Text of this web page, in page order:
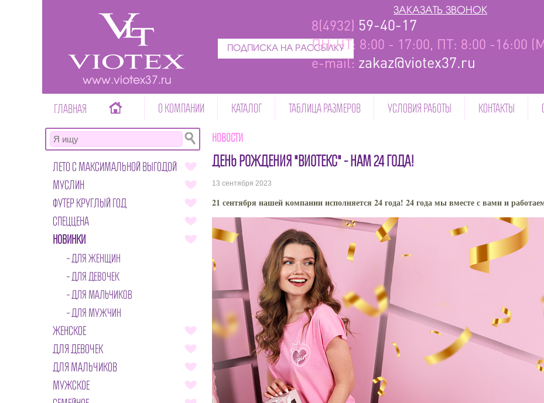
www.viotex37.ru
ПОДПИСКА НА РАССЫЛКУ
8(4932) 59-40-17
ПН-ЧТ: 8:00 - 17:00, ПТ: 8:00 -16:00
e-mail: zakaz@viotex37.ru
ЗАКАЗАТЬ ЗВОНОК
ГЛАВНАЯ О КОМПАНИИ КАТАЛОГ ТАБЛИЦА РАЗМЕРОВ УСЛОВИЯ РАБОТЫ КОНТАКТЫ
ЛЕТО С МАКСИМАЛЬНОЙ ВЫГОДОЙ
МУСЛИН
ФУТЕР КРУГЛЫЙ ГОД
СПЕЦЦЕНА
НОВИНКИ
ДЛЯ ЖЕНЩИН
ДЛЯ ДЕВОЧЕК
ДЛЯ МАЛЬЧИКОВ
ДЛЯ МУЖЧИН
ЖЕНСКОЕ
ДЛЯ ДЕВОЧЕК
ДЛЯ МАЛЬЧИКОВ
МУЖСКОЕ
Новости
ДЕНЬ РОЖДЕНИЯ "ВИОТЕКС" - НАМ 24 ГОДА!
13 сентября 2023
21 сентября нашей компании исполняется 24 года! 24 года мы вместе с вами и